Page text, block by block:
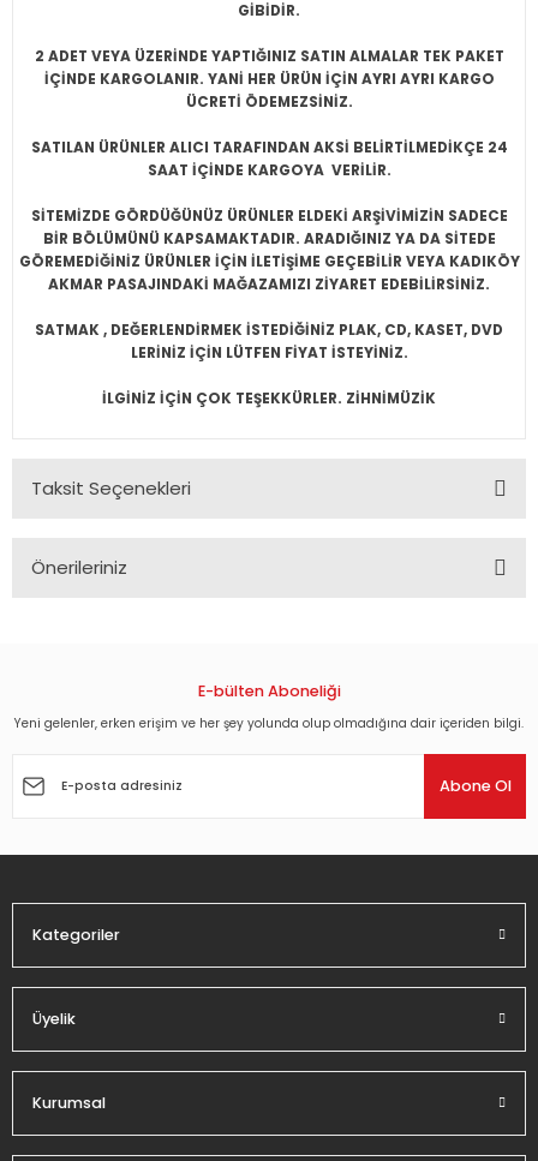
GİBİDİR.
2 ADET VEYA ÜZERİNDE YAPTIĞINIZ SATIN ALMALAR TEK PAKET
İÇİNDE KARGOLANIR. YANİ HER ÜRÜN İÇİN AYRI AYRI KARGO
ÜCRETİ ÖDEMEZSİNİZ.
SATILAN ÜRÜNLER ALICI TARAFINDAN AKSİ BELİRTİLMEDİKÇE 24
SAAT İÇİNDE KARGOYA VERİLİR.
SİTEMİZDE GÖRDÜĞÜNÜZ ÜRÜNLER ELDEKİ ARŞİVİMİZİN SADECE
BİR BÖLÜMÜNÜ KAPSAMAKTADIR. ARADIĞINIZ YA DA SİTEDE
GÖREMEDİĞİNİZ ÜRÜNLER İÇİN İLETİŞİME GEÇEBİLİR VEYA KADIKÖY
AKMAR PASAJINDAKİ MAĞAZAMIZI ZİYARET EDEBİLİRSİNİZ.
SATMAK , DEĞERLENDİRMEK İSTEDİĞİNİZ PLAK, CD, KASET, DVD
LERİNİZ İÇİN LÜTFEN FİYAT İSTEYİNİZ.
İLGİNİZ İÇİN ÇOK TEŞEKKÜRLER. ZİHNİMÜZİK
Taksit Seçenekleri
Önerileriniz
Görüş ve önerileriniz için teşekkür ederiz.
Ürün açıklamasında eksik bilgiler bulunuyor.
E-bülten Aboneliği
Yeni gelenler, erken erişim ve her şey yolunda olup olmadığına dair içeriden bilgi.
Abone Ol
Kategoriler
Üyelik
Kurumsal